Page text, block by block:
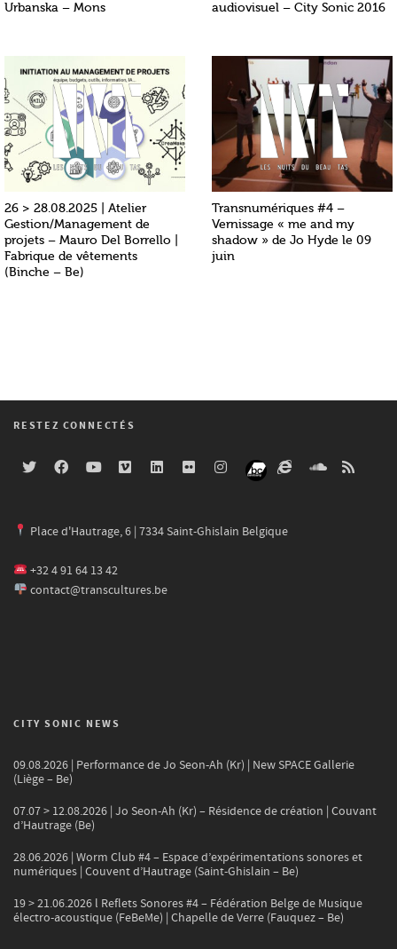
Urbanska – Mons
audiovisuel – City Sonic 2016
26 > 28.08.2025 | Atelier
Gestion/Management de
projets – Mauro Del Borrello |
Fabrique de vêtements
(Binche – Be)
Transnumériques #4 –
Vernissage « me and my
shadow » de Jo Hyde le 09
juin
RESTEZ CONNECTÉS
Place d'Hautrage, 6 | 7334 Saint-Ghislain Belgique
+32 4 91 64 13 42
contact@transcultures.be
CITY SONIC NEWS
09.08.2026 | Performance de Jo Seon-Ah (Kr) | New SPACE Gallerie
(Liège – Be)
07.07 > 12.08.2026 | Jo Seon-Ah (Kr) – Résidence de création | Couvant
d’Hautrage (Be)
28.06.2026 | Worm Club #4 – Espace d’expérimentations sonores et
numériques | Couvent d’Hautrage (Saint-Ghislain – Be)
19 > 21.06.2026 l Reflets Sonores #4 – Fédération Belge de Musique
électro-acoustique (FeBeMe) | Chapelle de Verre (Fauquez – Be)